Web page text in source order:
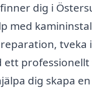
dig i
med
tveka
ett
dig skapa